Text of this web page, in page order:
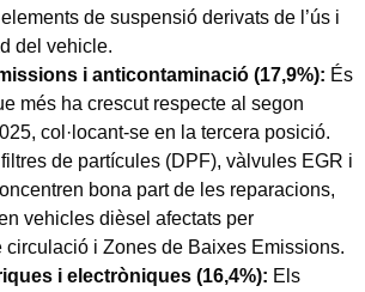
de suspensió derivats de l’ús i
del vehicle.
i anticontaminació (17,9%): És
més ha crescut respecte al segon
col·locant-se en la tercera posició.
de partícules (DPF), vàlvules EGR i
bona part de les reparacions,
vehicles dièsel afectats per
circulació i Zones de Baixes Emissions.
i electròniques (16,4%): Els